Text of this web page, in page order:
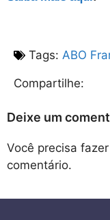
Tags: ABO
Compartilhe:
Deixe um
Você precisa
comentário.